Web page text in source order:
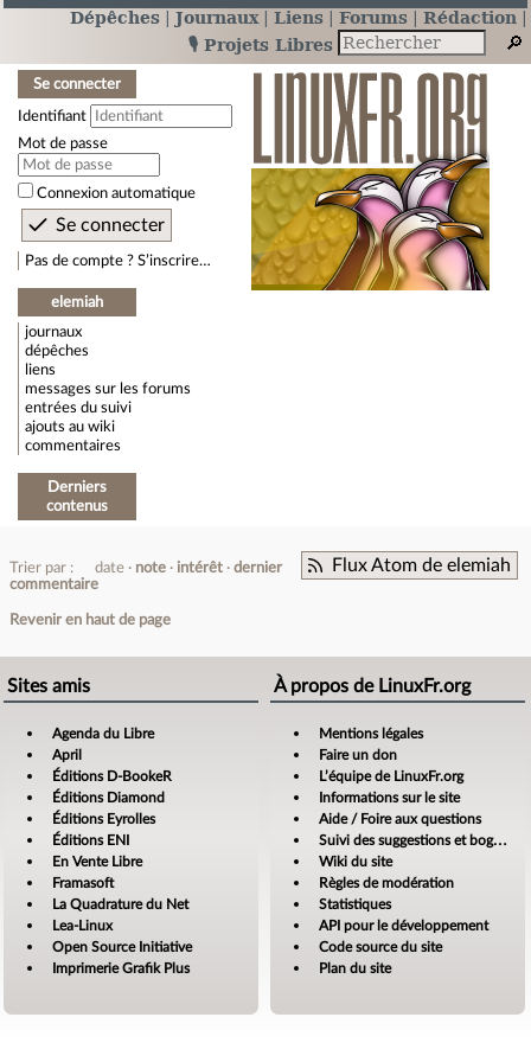
Dépêches Journaux Liens Forums
Rédaction
🎙️ Projets Libres
Se connecter
Identifiant
Mot de passe
Connexion automatique
Pas de compte ? S’inscrire…
elemiah
journaux
dépêches
liens
messages sur les forums
entrées du suivi
ajouts au wiki
commentaires
Derniers
contenus
Flux Atom de elemiah
Trier par : date note intérêt
dernier
commentaire
Revenir en haut de page
Sites amis
Agenda du Libre
April
Éditions D-BookeR
Éditions Diamond
Éditions Eyrolles
Éditions ENI
En Vente Libre
Framasoft
La Quadrature du Net
Lea-Linux
Open Source Initiative
Imprimerie Grafik Plus
À propos de LinuxFr.org
Mentions légales
Faire un don
L’équipe de LinuxFr.org
Informations sur le site
Aide / Foire aux questions
Suivi des suggestions et bogues
Wiki du site
Règles de modération
Statistiques
API pour le développement
Code source du site
Plan du site